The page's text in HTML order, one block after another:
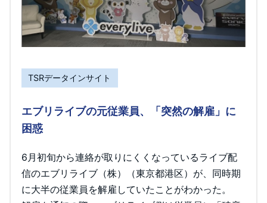
TSRデータインサイト
エブリライブの元従業員、「突然の解雇」に
困惑
6月初旬から連絡が取りにくくなっているライブ配
信のエブリライブ（株）（東京都港区）が、同時期
に大半の従業員を解雇していたことがわかった。